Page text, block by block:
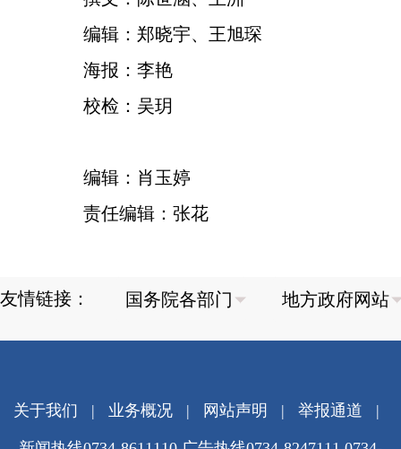
编辑：郑晓宇、王旭琛
海报：李艳
校检：吴玥
编辑：肖玉婷
责任编辑：张花
友情链接：
关于我们 | 业务概况| 网站声明 | 举报通道 |